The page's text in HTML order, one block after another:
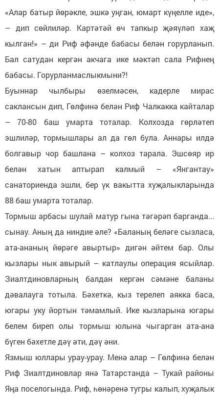
«Алар батыр йөрәкле, эшкә уңган, юмарт күңелле иде»,
– дип сөйлиләр. Картәтәй өч тапкыр җәяүләп хаҗ
кылган!» – ди Риф әфәнде бабасы белән горурланып.
Бал сатудан кергән акчага ике мәктәп сала Рифнең
бабасы. Горурланмаслыкмыни?!
Буыннар чылбыры өзелмәсен, кадерле мирас
саклансын дип, Гөлфинә белән Риф Чалкакка кайталар
– 70-80 баш умарта тоталар. Колхозда гөрләтеп
эшлиләр, тормышлары ал да гөл була. Аннары илдә
болгавыр чор башлана – колхоз тарала. Эшсөяр ир
белән хатын аптырап калмый – «Янгантау»
санаториенда эшли, бер үк вакытта хуҗалыкларында
88 баш умарта тоталар.
Тормыш арбасы шулай матур гына тәгәрәп барганда...
сынау. Аның да ниндие әле? «Баланың беләге сызласа,
ата-ананың йөрәге авыртыр» дигән әйтем бар. Олы
кызлары нык авырый – катлаулы операция ясыйлар.
Зиалтдиновларның балдан кергән сәмәне баланы
дәвалауга тотыла. Бәхеткә, кыз терелеп аякка баса,
югары уку йортын тәмамлый. Ике кызларына югары
белем биреп олы тормыш юлына чыгарган ата-ана
бүген бәхетле дәү әти, дәү әни.
Язмыш юллары урау-урау. Менә алар – Гөлфинә белән
Риф Зиалтдиновлар янә Татарстанда – Тукай районы
Яңа поселогында. Риф, һөнәренә тугры калып, хуҗалык